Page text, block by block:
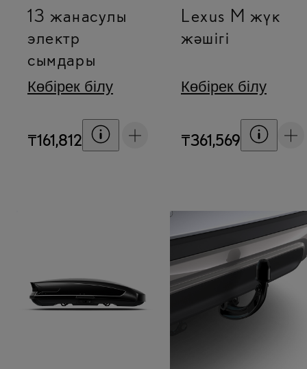
13 жанасулы
электр
сымдары
Көбірек білу
₸161,812
Lexus M жүк
жәшігі
Көбірек білу
₸361,569